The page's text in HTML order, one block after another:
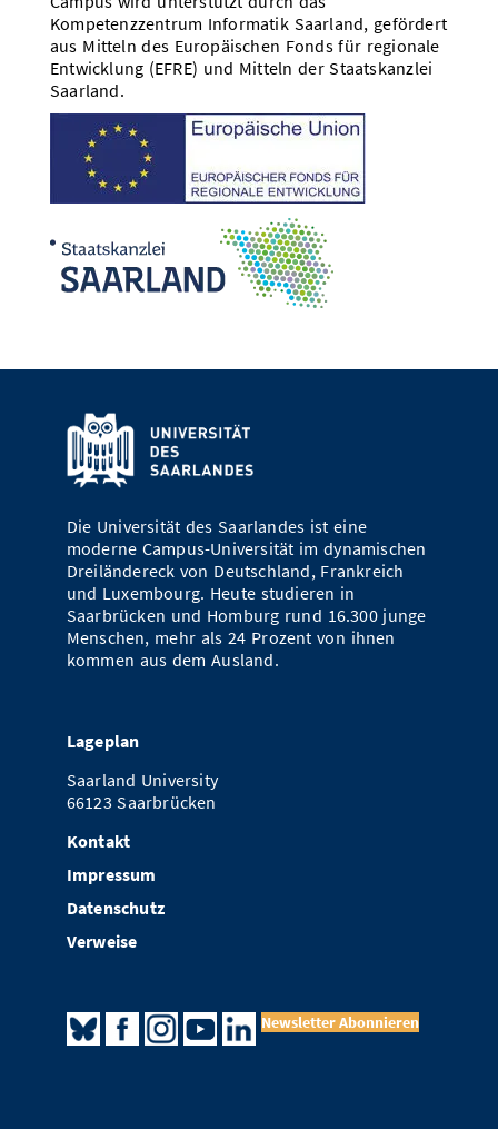
Kompetenzzentrum Informatik Saarland, gefördert
aus Mitteln des Europäischen Fonds für regionale
Entwicklung (EFRE) und Mitteln der Staatskanzlei
Saarland.
Die Universität des Saarlandes ist eine
moderne Campus-Universität im dynamischen
Dreiländereck von Deutschland, Frankreich
und Luxembourg. Heute studieren in
Saarbrücken und Homburg rund 16.300 junge
Menschen, mehr als 24 Prozent von ihnen
kommen aus dem Ausland.
Lageplan
Saarland University
66123 Saarbrücken
Kontakt
Impressum
Datenschutz
Verweise
Newsletter Abonnieren